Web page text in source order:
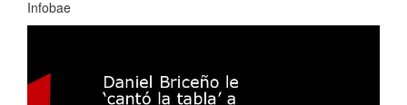
Infobae